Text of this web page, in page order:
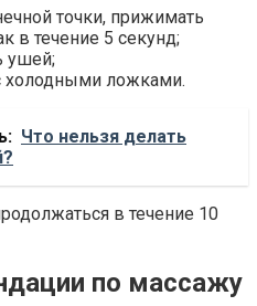
точки, прижимать
в течение 5 секунд;
ушей;
холодными ложками.
Что нельзя делать
в течение 10
по массажу